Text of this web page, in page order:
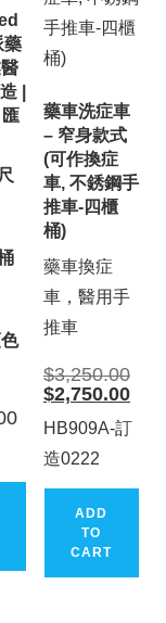
藥
|
藥車洗症車
– 窄身款式
(可作換症
車, 不銹鋼手
推車-四櫃
桶)
藥車換症
車，醫用手
推車
$3,250.00
was:
$2,750.00
price
is:
HB909A-訂
造0222
ADD
TO
CART